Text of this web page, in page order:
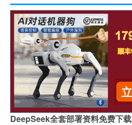
DeepSeek全套部署资料免费下载